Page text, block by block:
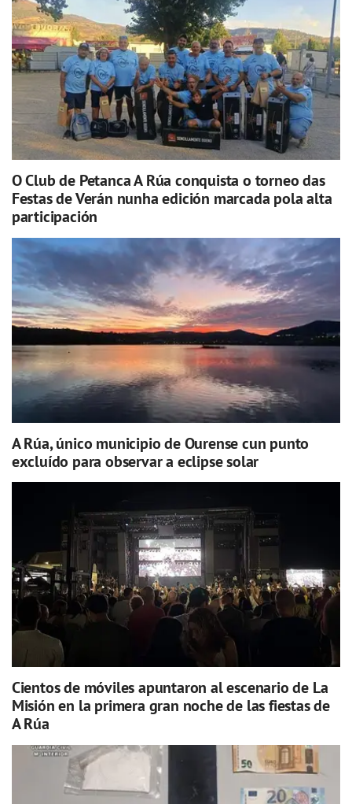
O Club de Petanca A Rúa conquista o torneo das
Festas de Verán nunha edición marcada pola alta
participación
A Rúa, único municipio de Ourense cun punto
excluído para observar a eclipse solar
Cientos de móviles apuntaron al escenario de La
Misión en la primera gran noche de las fiestas de
A Rúa